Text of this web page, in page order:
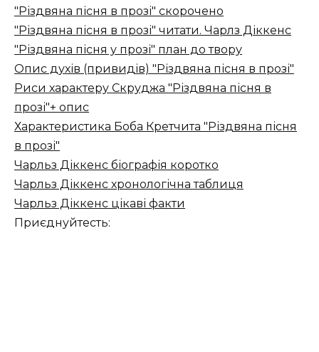
"Різдвяна пісня в прозі" скорочено
"Різдвяна пісня в прозі" читати. Чарлз Діккенс
"Різдвяна пісня у прозі" план до твору
Опис духів (привидів) "Різдвяна пісня в прозі"
Риси характеру Скруджа "Різдвяна пісня в
прозі"+ опис
Характеристика Боба Кретчита "Різдвяна пісня
в прозі"
Чарльз Діккенс біографія коротко
Чарльз Діккенс хронологічна таблиця
Чарльз Діккенс цікаві факти
Приєднуйтесть: